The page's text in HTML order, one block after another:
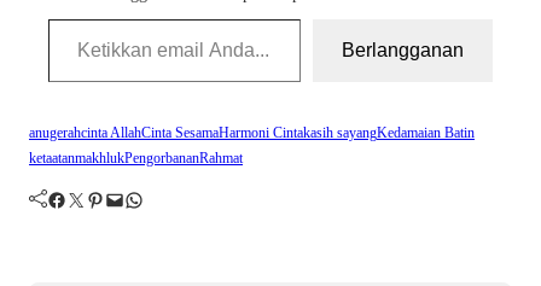
Ketikkan email Anda...
Berlangganan
anugerahcinta AllahCinta SesamaHarmoni Cintakasih sayangKedamaian Batin
ketaatanmakhlukPengorbananRahmat
Facebook Twitter Pinterest Mail WhatsApp